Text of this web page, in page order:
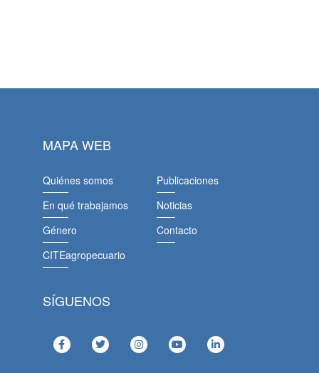
MAPA WEB
Quiénes somos
En qué trabajamos
Género
CITEagropecuario
Publicaciones
Noticias
Contacto
SÍGUENOS